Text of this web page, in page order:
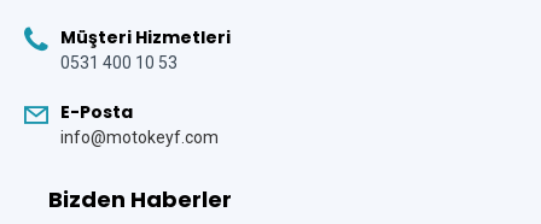
Müşteri Hizmetleri
0531 400 10 53
E-Posta
info@motokeyf.com
Bizden Haberler